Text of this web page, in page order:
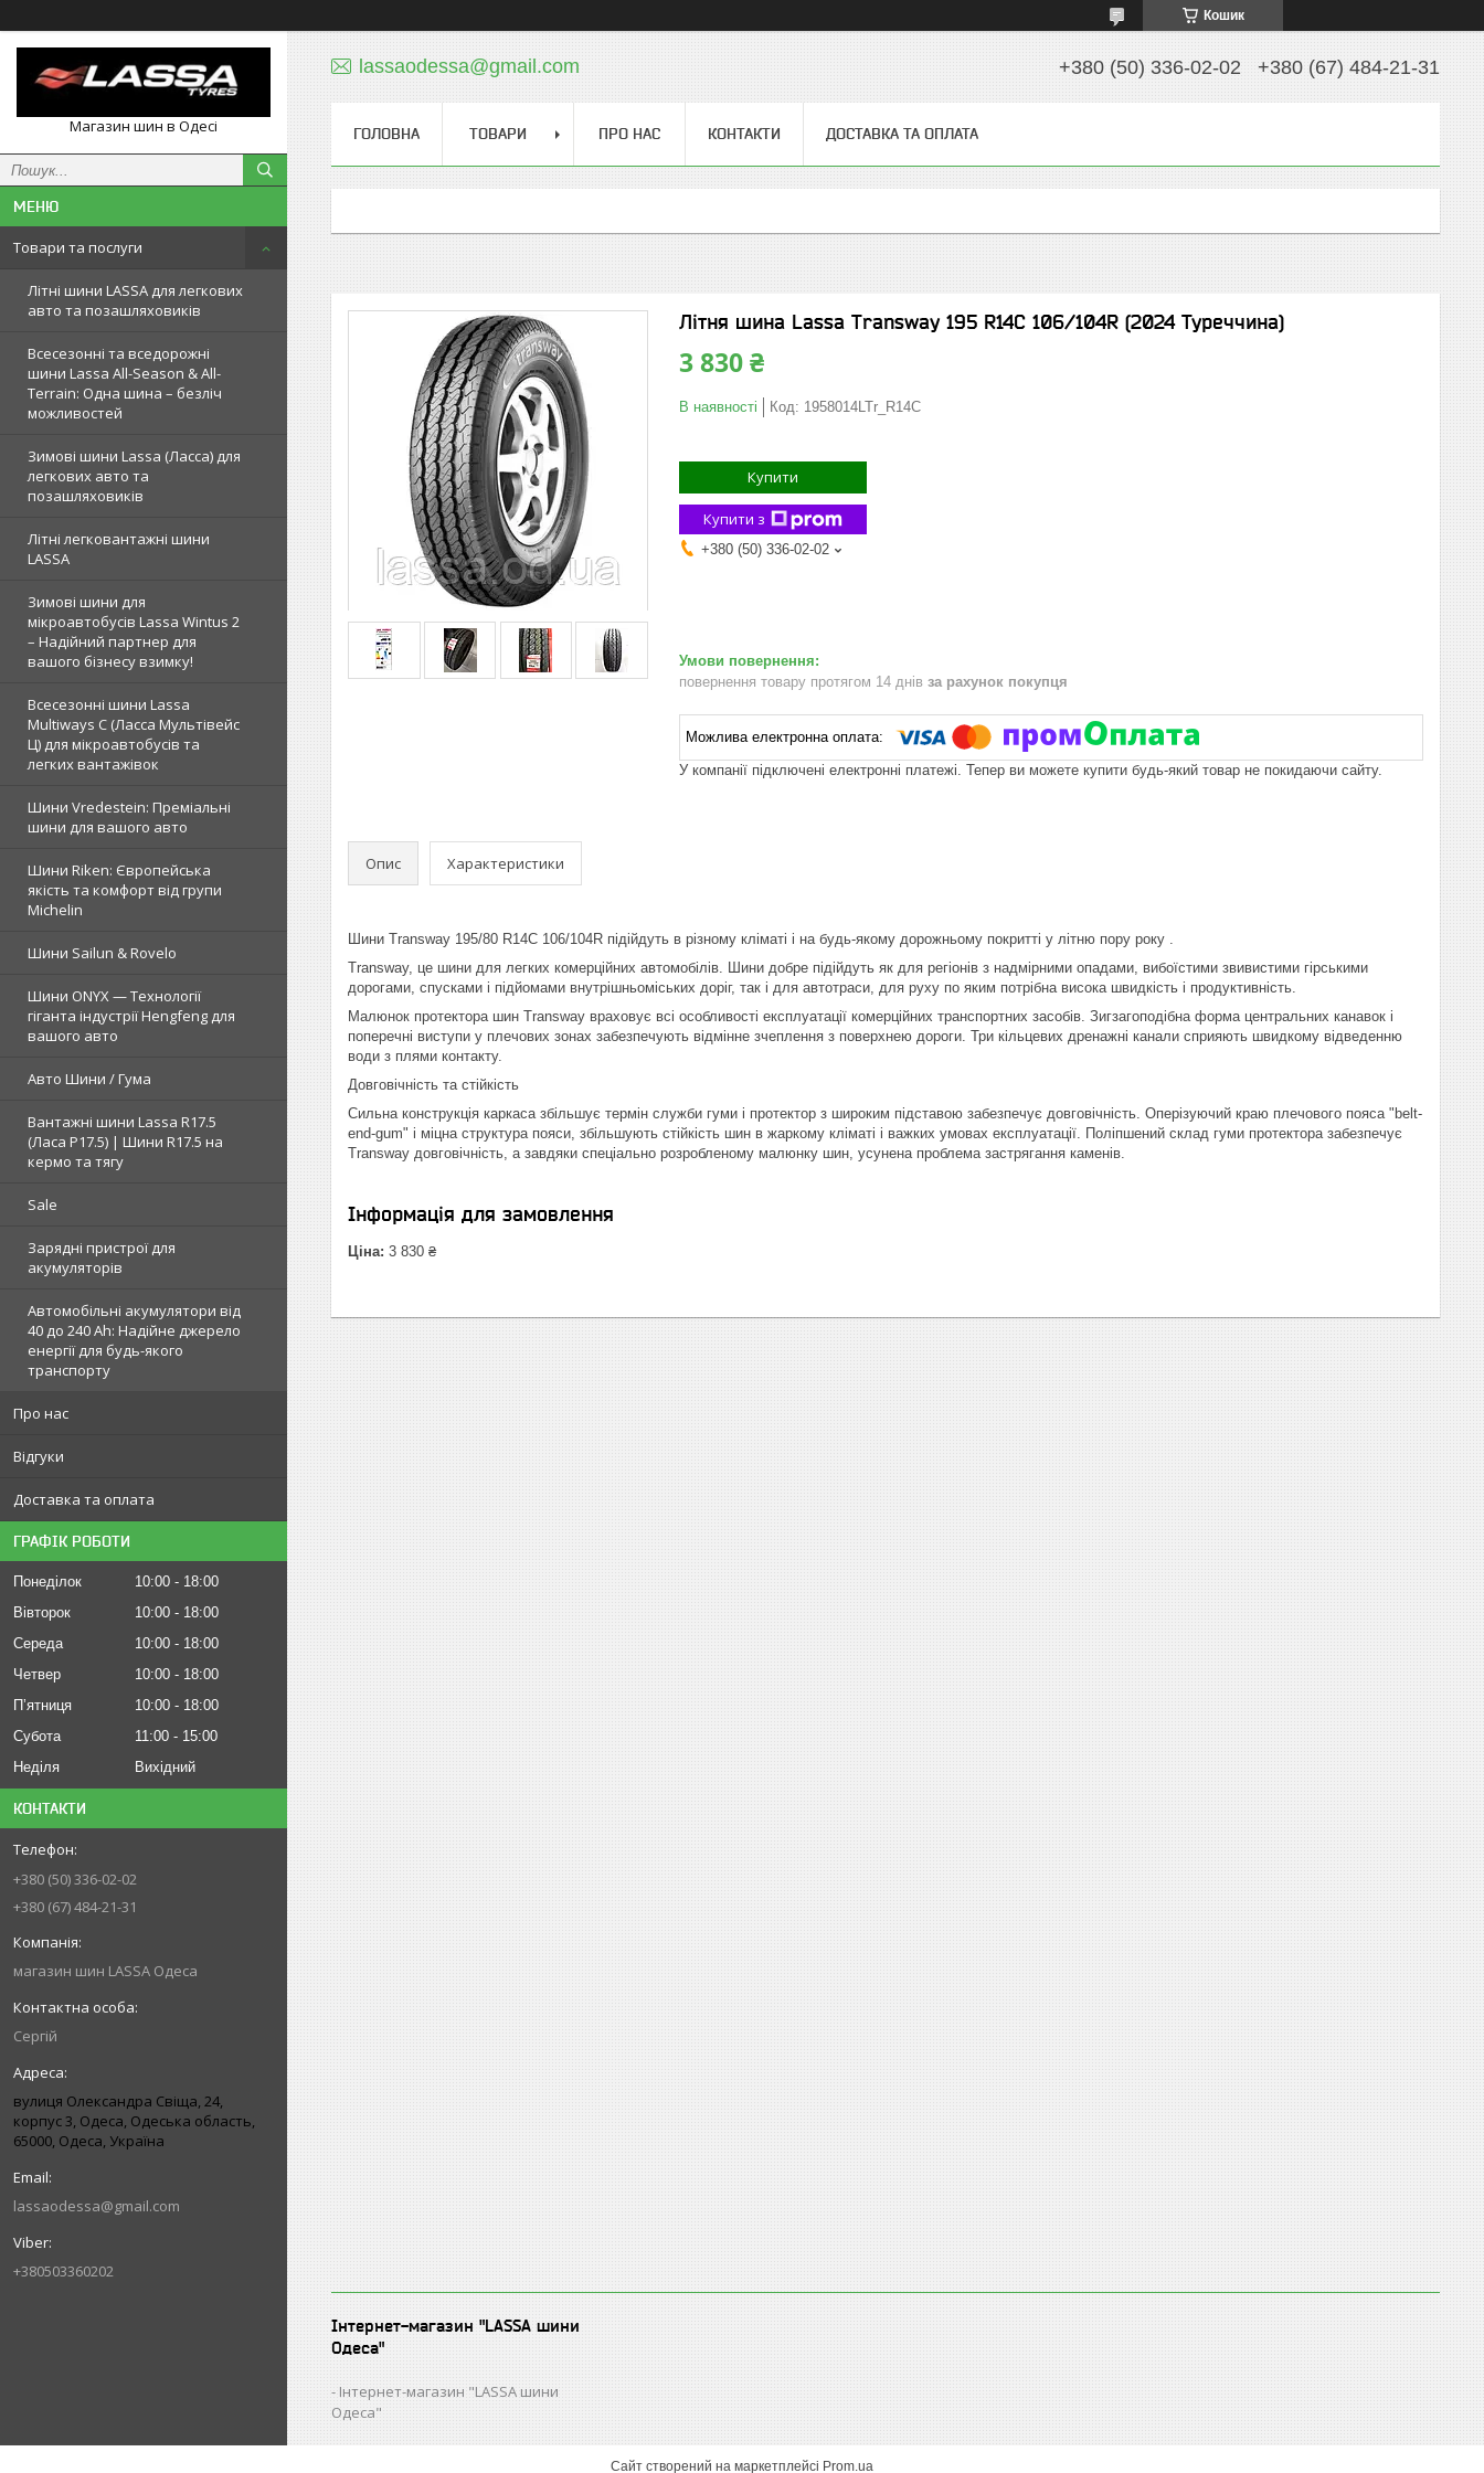
Кошик
Магазин шин в Одесі
Товари та послуги
Літні шини LASSA для легкових
авто та позашляховиків
Всесезонні та вседорожні
шини Lassa All-Season & All-
Terrain: Одна шина – безліч
можливостей
Зимові шини Lassa (Ласса) для
легкових авто та
позашляховиків
Літні легковантажні шини
LASSA
Зимові шини для
мікроавтобусів Lassa Wintus 2
– Надійний партнер для
вашого бізнесу взимку!
Всесезонні шини Lassa
Multiways C (Ласса Мультівейс
Ц) для мікроавтобусів та
легких вантажівок
Шини Vredestein: Преміальні
шини для вашого авто
Шини Riken: Європейська
якість та комфорт від групи
Michelin
Шини Sailun & Rovelo
Шини ONYX — Технології
гіганта індустрії Hengfeng для
вашого авто
Авто Шини / Гума
Вантажні шини Lassa R17.5
(Ласа Р17.5) | Шини R17.5 на
кермо та тягу
Sale
Зарядні пристрої для
акумуляторів
Автомобільні акумулятори від
40 до 240 Ah: Надійне джерело
енергії для будь-якого
транспорту
Про нас
Відгуки
Доставка та оплата
ГРАФІК РОБОТИ
Понеділок 10:00
18:00
Вівторок
10:00
18:00
Середа
10:00
18:00
Четвер
10:00
18:00
Пʼятниця
10:00
18:00
Субота
11:00
15:00
Неділя
Вихідний
КОНТАКТИ
+380 (50) 336-02-02
+380 (67) 484-21-31
магазин шин LASSA Одеса
Сергій
вулиця Олександра Свіща, 24,
корпус 3, Одеса, Одеська область,
65000, Одеса, Україна
lassaodessa@gmail.com
+380503360202
lassaodessa@gmail.com +380 (50) 336-02-02 +380 (67) 484-21-31
ГОЛОВНА ТОВАРИ ПРО НАС КОНТАКТИ ДОСТАВКА ТА ОПЛАТА
Літня шина Lassa Transway 195 R14C 106/104R (2024 Туреччина)
3 830 ₴
В наявності Код: 1958014LTr_R14C
Купити
Купити з
+380 (50) 336-02-02
повернення товару протягом 14 днів за рахунок покупця
У компанії підключені електронні платежі. Тепер ви можете купити будь-який товар не покидаючи сайту.
Опис Характеристики
Шини Transway 195/80 R14C 106/104R підійдуть в різному кліматі і на будь-якому дорожньому покритті у літню пору року .
Transway, це шини для легких комерційних автомобілів. Шини добре підійдуть як для регіонів з надмірними опадами, вибоїстими звивистими гірськими
дорогами, спусками і підйомами внутрішньоміських доріг, так і для автотраси, для руху по яким потрібна висока швидкість і продуктивність.
Малюнок протектора шин Transway враховує всі особливості експлуатації комерційних транспортних засобів. Зигзагоподібна форма центральних канавок і
поперечні виступи у плечових зонах забезпечують відмінне зчеплення з поверхнею дороги. Три кільцевих дренажні канали сприяють швидкому відведенню
води з плями контакту.
Довговічність та стійкість
Сильна конструкція каркаса збільшує термін служби гуми і протектор з широким підставою забезпечує довговічність. Оперізуючий краю плечового пояса "belt-
end-gum" і міцна структура пояси, збільшують стійкість шин в жаркому кліматі і важких умовах експлуатації. Поліпшений склад гуми протектора забезпечує
Transway довговічність, а завдяки спеціально розробленому малюнку шин, усунена проблема застрягання каменів.
Інформація для замовлення
Ціна: 3 830 ₴
Інтернет-магазин "LASSA шини
Одеса"
Інтернет-магазин "LASSA шини
Одеса"
Сайт створений на маркетплейсі Prom.ua